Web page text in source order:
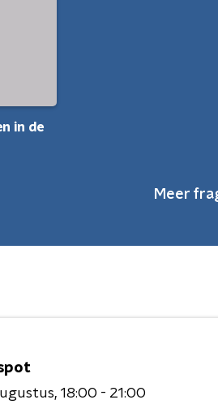
in de
Meer
18:00 - 21:00